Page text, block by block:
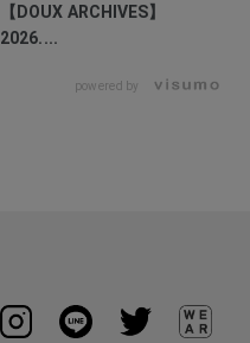
【DOUX ARCHIVES】
2026....
powered by